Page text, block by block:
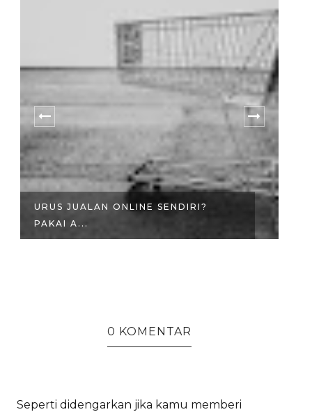
URUS JUALAN ONLINE SENDIRI?
PAKAI A...
0 KOMENTAR
Seperti didengarkan jika kamu memberi